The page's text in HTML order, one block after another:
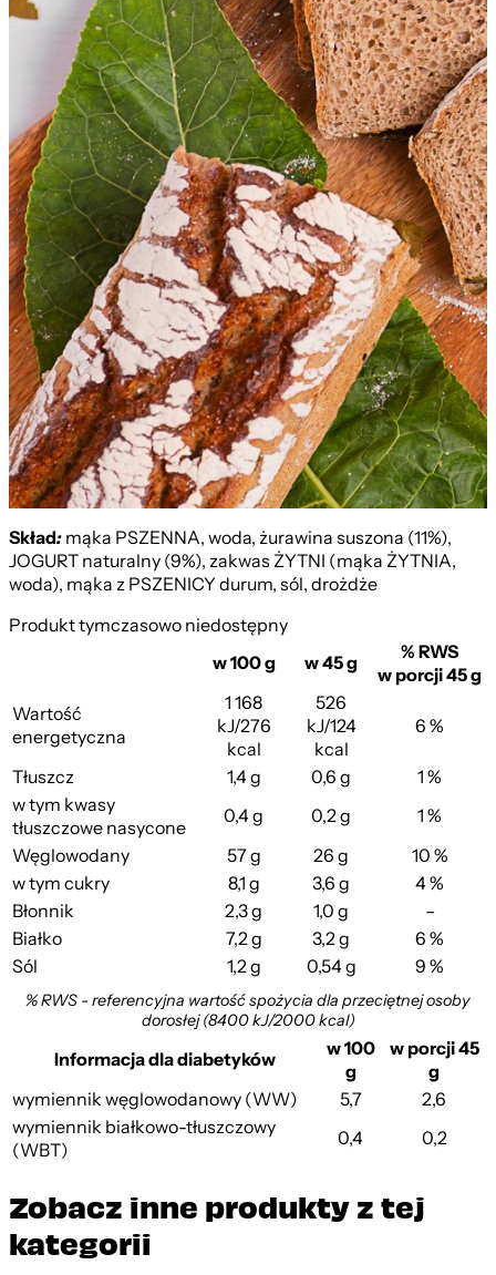
Na Liściu Chrzanu
Skład:mąka PSZENNA, woda, żurawina suszona (11%),
JOGURT naturalny (9%), zakwas ŻYTNI (mąka ŻYTNIA,
woda), mąka z PSZENICY durum, sól, drożdże
Produkt tymczasowo niedostępny
w 100 g
w 45 g
% RWS
w porcji 45 g
Wartość
energetyczna
1 168
kJ/276
kcal
526
kJ/124
kcal
6 %
Tłuszcz 1,4 g 0,6 g
1 %
w tym kwasy
tłuszczowe nasycone
0,4 g 0,2 g
1 %
Węglowodany
57 g 26 g
10 %
w tym cukry
8,1 g 3,6 g
4 %
Błonnik
2,3 g 1,0 g
–
Białko
7,2 g 3,2 g
6 %
Sól
1,2 g 0,54 g 9 %
% RWS - referencyjna wartość spożycia dla przeciętnej osoby
dorosłej (8400 kJ/2000 kcal)
Informacja dla diabetyków
w 100
g
w porcji 45
g
wymiennik węglowodanowy (WW)
5,7
2,6
wymiennik białkowo-tłuszczowy
(WBT)
0,4 0,2
Zobacz inne produkty z tej
kategorii